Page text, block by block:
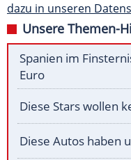
dazu in unseren
Unsere Themen-
Spanien im
Euro
Diese Stars wollen
Diese Autos haben